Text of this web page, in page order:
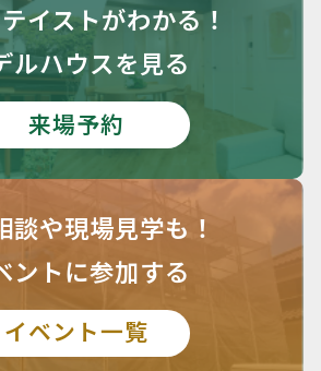
テイストがわかる！
ルハウスを見る
来場予約
談や現場見学も！
ントに参加する
イベント一覧